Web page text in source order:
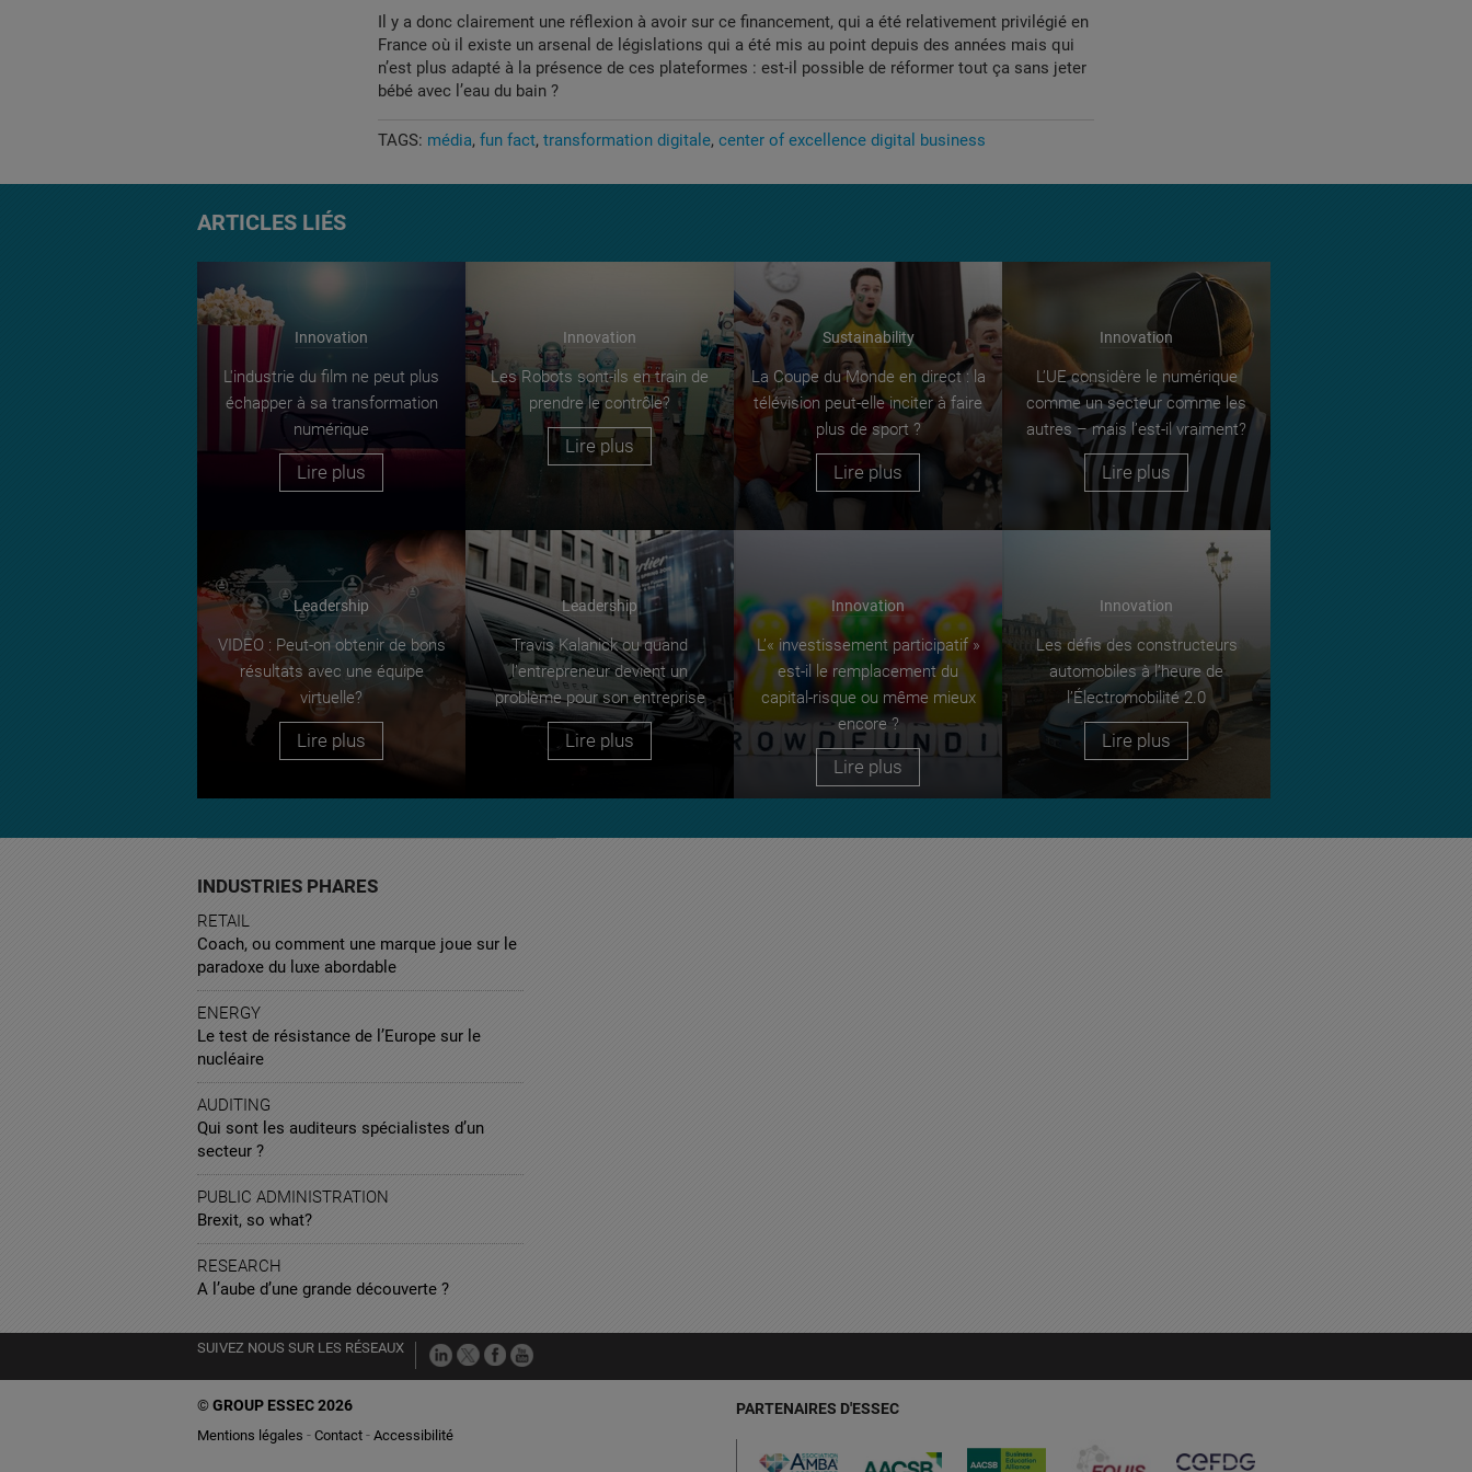
Il y a donc clairement une réflexion à avoir sur ce financement, qui a été relativement privilégié en
France où il existe un arsenal de législations qui a été mis au point depuis des années mais qui
n’est plus adapté à la présence de ces plateformes : est-il possible de réformer tout ça sans jeter
bébé avec l’eau du bain ?
TAGS: média fun fact transformation digitale center of excellence digital business
ARTICLES LIÉS
Innovation
L'industrie du film ne peut plus
échapper à sa transformation
numérique
Lire plus
Innovation
Les Robots sont-ils en train de
prendre le contrôle?
Lire plus
Sustainability
La Coupe du Monde en direct : la
télévision peut-elle inciter à faire
plus de sport ?
Lire plus
Innovation
L’UE considère le numérique
comme un secteur comme les
autres – mais l’est-il vraiment?
Lire plus
Leadership
VIDEO : Peut-on obtenir de bons
résultats avec une équipe
virtuelle?
Lire plus
Leadership
Travis Kalanick ou quand
l’entrepreneur devient un
problème pour son entreprise
Lire plus
Innovation
L’« investissement participatif »
est-il le remplacement du
capital-risque ou même mieux
encore ?
Lire plus
Innovation
Les défis des constructeurs
automobiles à l’heure de
l’Électromobilité 2.0
Lire plus
INDUSTRIES PHARES
RETAIL
Coach, ou comment une marque joue sur le
paradoxe du luxe abordable
ENERGY
Le test de résistance de l’Europe sur le
nucléaire
AUDITING
Qui sont les auditeurs spécialistes d’un
secteur ?
PUBLIC ADMINISTRATION
Brexit, so what?
RESEARCH
A l’aube d’une grande découverte ?
SUIVEZ NOUS SUR LES RÉSEAUX
©GROUP ESSEC 2026
Mentions légales Contact Accessibilité
PARTENAIRES D'ESSEC